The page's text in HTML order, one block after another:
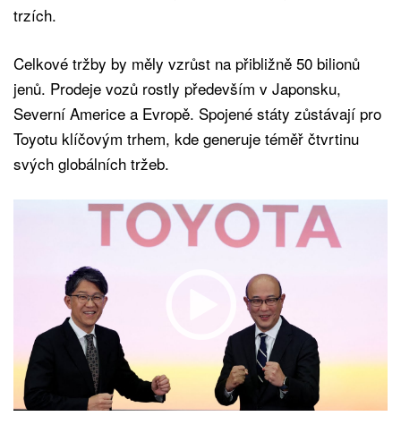
trzích.
Celkové tržby by měly vzrůst na přibližně 50 bilionů
jenů. Prodeje vozů rostly především v Japonsku,
Severní Americe a Evropě. Spojené státy zůstávají pro
Toyotu klíčovým trhem, kde generuje téměř čtvrtinu
svých globálních tržeb.